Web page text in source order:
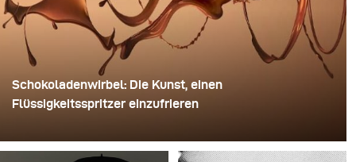
Schokoladenwirbel: Die Kunst, einen
Flüssigkeitsspritzer einzufrieren
günstiger Einweg-Sektgläser aus Kunststoff. Er